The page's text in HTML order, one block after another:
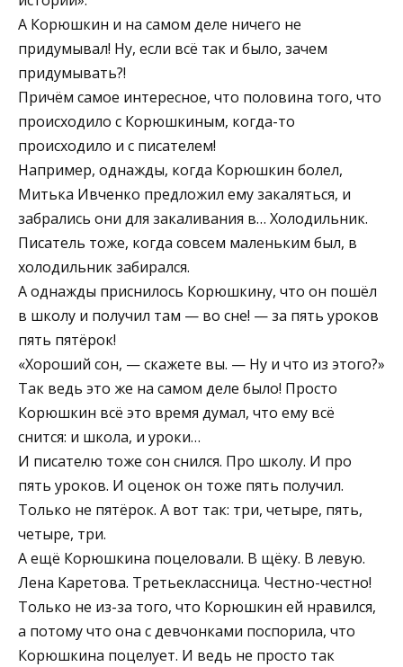
А Корюшкин и на самом деле ничего не
придумывал! Ну, если всё так и было, зачем
придумывать?!
Причём самое интересное, что половина того, что
происходило с Корюшкиным, когда-то
происходило и с писателем!
Например, однажды, когда Корюшкин болел,
Митька Ивченко предложил ему закаляться, и
забрались они для закаливания в… Холодильник.
Писатель тоже, когда совсем маленьким был, в
холодильник забирался.
А однажды приснилось Корюшкину, что он пошёл
в школу и получил там — во сне! — за пять уроков
пять пятёрок!
«Хороший сон, — скажете вы. — Ну и что из этого?»
Так ведь это же на самом деле было! Просто
Корюшкин всё это время думал, что ему всё
снится: и школа, и уроки…
И писателю тоже сон снился. Про школу. И про
пять уроков. И оценок он тоже пять получил.
Только не пятёрок. А вот так: три, четыре, пять,
четыре, три.
А ещё Корюшкина поцеловали. В щёку. В левую.
Лена Каретова. Третьеклассница. Честно-честно!
Только не из-за того, что Корюшкин ей нравился,
а потому что она с девчонками поспорила, что
Корюшкина поцелует. И ведь не просто так